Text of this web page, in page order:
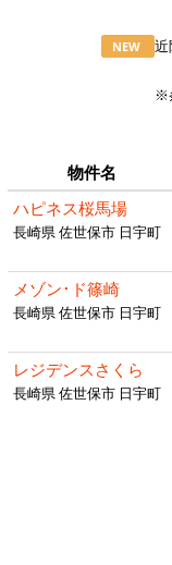
NEW
近
※
物件名
ハピネス桜馬場
長崎県 佐世保市 日宇町
メゾン･ド篠崎
長崎県 佐世保市 日宇町
レジデンスさくら
長崎県 佐世保市 日宇町